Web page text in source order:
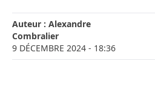
Auteur : Alexandre
Combralier
9 DÉCEMBRE 2024 - 18:36